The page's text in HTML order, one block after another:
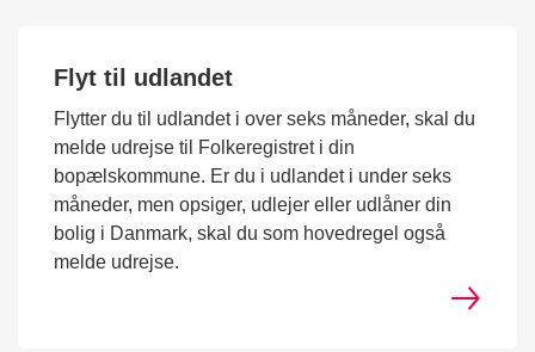
Flyt til udlandet
Flytter du til udlandet i over seks måneder, skal du
melde udrejse til Folkeregistret i din
bopælskommune. Er du i udlandet i under seks
måneder, men opsiger, udlejer eller udlåner din
bolig i Danmark, skal du som hovedregel også
melde udrejse.